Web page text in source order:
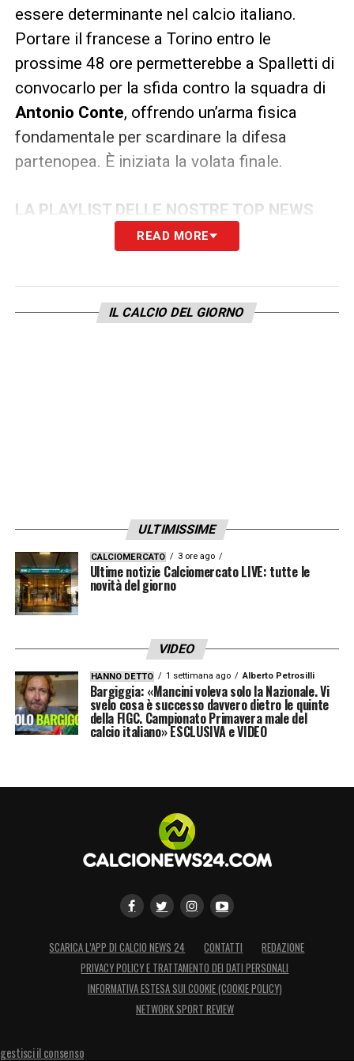
essere determinante nel calcio italiano.
Portare il francese a Torino entro le
prossime 48 ore permetterebbe a Spalletti di
convocarlo per la sfida contro la squadra di
Antonio Conte, offrendo un’arma fisica
fondamentale per scardinare la difesa
partenopea. È iniziata la volata finale.
LA PLAYLIST DELLE NOSTRE TOP NEWS
READ MORE
IL CALCIO DEL GIORNO
ULTIMISSIME
CALCIOMERCATO 3 ore ago
Ultime notizie Calciomercato LIVE: tutte le
novità del giorno
VIDEO
HANNO DETTO 1 settimana ago Alberto Petrosilli
Bargiggia: «Mancini voleva solo la Nazionale. Vi
svelo cosa è successo davvero dietro le quinte
della FIGC. Campionato Primavera male del
calcio italiano» ESCLUSIVA e VIDEO
SCARICA L’APP DI CALCIO NEWS 24 CONTATTI
REDAZIONE
PRIVACY POLICY E TRATTAMENTO DEI DATI PERSONALI
INFORMATIVA ESTESA SUI COOKIE (COOKIE POLICY)
NETWORK SPORT REVIEW
gestisci il consenso